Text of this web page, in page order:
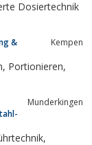
Dosiertechnik
&
Kempen
Munderkingen